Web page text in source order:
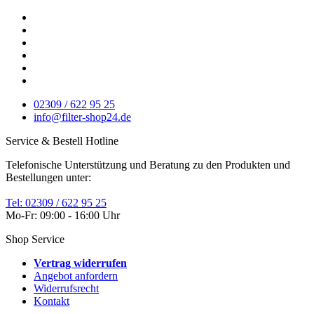
02309 / 622 95 25
info@filter-shop24.de
Service & Bestell Hotline
Telefonische Unterstützung und Beratung zu den Produkten und
Bestellungen unter:
Tel: 02309 / 622 95 25
Mo-Fr: 09:00 - 16:00 Uhr
Shop Service
Vertrag widerrufen
Angebot anfordern
Widerrufsrecht
Kontakt